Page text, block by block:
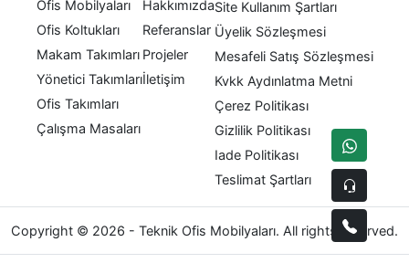
Ofis Mobilyaları
Ofis Koltukları
Makam Takımları
Yönetici Takımları
Ofis Takımları
Çalışma Masaları
Hakkımızda
Referanslar
Projeler
İletişim
Site Kullanım Şartları
Üyelik Sözleşmesi
Mesafeli Satış Sözleşmesi
Kvkk Aydınlatma Metni
Çerez Politikası
Gizlilik Politikası
Iade Politikası
Teslimat Şartları
Copyright © 2026 - Teknik Ofis Mobilyaları. All rights reserved.